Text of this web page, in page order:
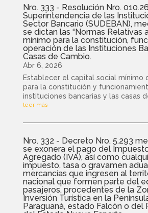
Nro. 333 - Resolución Nro.
Superintendencia de las
Sector Bancario (SUDEBAN),
se dictan las “Normas Relativas
mínimo para la constitución,
operación de las Instituciones
Casas de Cambio.
Abr 6, 2026
Establecer el capital social mínimo
para la constitución y
instituciones bancarias y las casas
leer más
Nro. 332 - Decreto Nro. 5.293
se exonera el pago del
Agregado (IVA), así como
impuesto, tasa o gravamen
mercancías que ingresen al
nacional que formen parte del
pasajeros, procedentes de la
Inversión Turística en la
Paraguaná, estado Falcón o del